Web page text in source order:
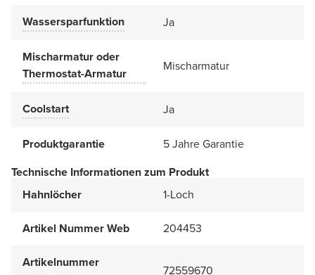
Wassersparfunktion
Ja
Mischarmatur oder
Thermostat-Armatur
Mischarmatur
Coolstart Ja
Produktgarantie
5 Jahre Garantie
Technische Informationen zum Produkt
Hahnlöcher
1-Loch
Artikel Nummer Web 204453
Artikelnummer
72559670